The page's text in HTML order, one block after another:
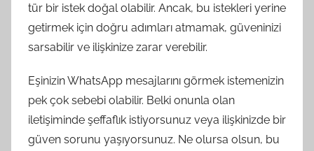
tür bir istek doğal olabilir. Ancak, bu istekleri yerine
getirmek için doğru adımları atmamak, güveninizi
sarsabilir ve ilişkinize zarar verebilir.
Eşinizin WhatsApp mesajlarını görmek istemenizin
pek çok sebebi olabilir. Belki onunla olan
iletişiminde şeffaflık istiyorsunuz veya ilişkinizde bir
güven sorunu yaşıyorsunuz. Ne olursa olsun, bu